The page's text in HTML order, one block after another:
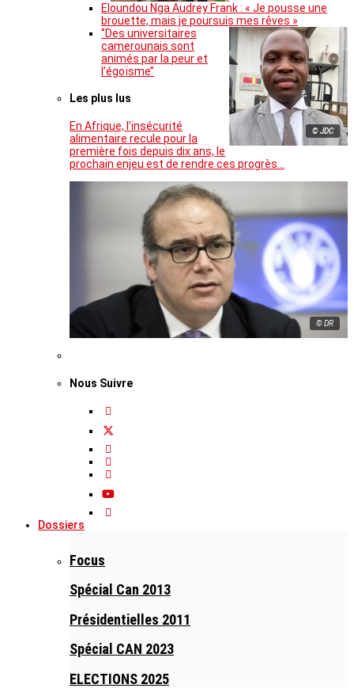
Eloundou Nga Audrey Frank : « Je pousse une
brouette, mais je poursuis mes rêves »
© JDC
‘’Des universitaires
camerounais sont
animés par la peur et
l’égoïsme’’
Les plus lus
En Afrique, l’insécurité
alimentaire recule pour la
première fois depuis dix ans, le
prochain enjeu est de rendre ces progrès…
© DR
Nous Suivre
Dossiers
Focus
Spécial Can 2013
Présidentielles 2011
Spécial CAN 2023
ELECTIONS 2025